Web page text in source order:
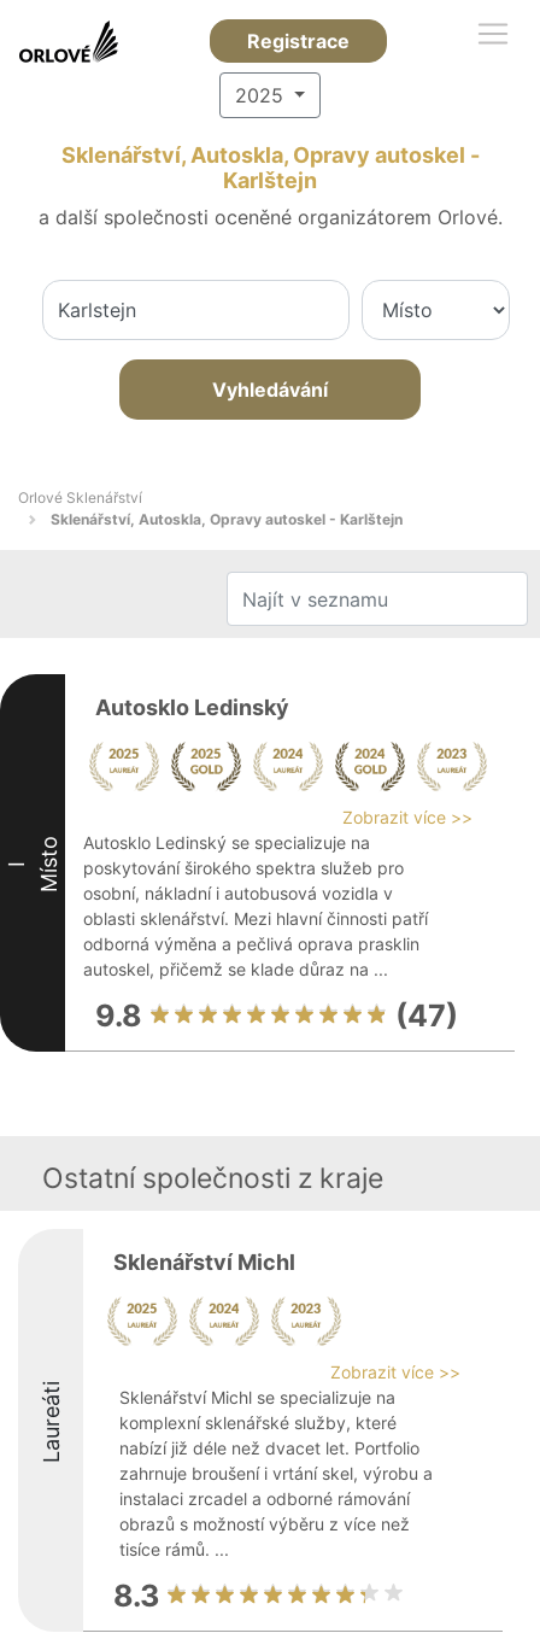
Registrace
2025
Sklenářství, Autoskla, Opravy autoskel -
Karlštejn
a další společnosti oceněné organizátorem Orlové.
Vyhledávání
Orlové Sklenářství
Sklenářství, Autoskla, Opravy autoskel - Karlštejn
I Místo
Autosklo Ledinský
Zobrazit více >>
Autosklo Ledinský se specializuje na
poskytování širokého spektra služeb pro
osobní, nákladní i autobusová vozidla v
oblasti sklenářství. Mezi hlavní činnosti patří
odborná výměna a pečlivá oprava prasklin
autoskel, přičemž se klade důraz na ...
9.8 (47)
Ostatní společnosti z kraje
Laureáti
Sklenářství Michl
Zobrazit více >>
Sklenářství Michl se specializuje na
komplexní sklenářské služby, které
nabízí již déle než dvacet let. Portfolio
zahrnuje broušení i vrtání skel, výrobu a
instalaci zrcadel a odborné rámování
obrazů s možností výběru z více než
tisíce rámů. ...
8.3